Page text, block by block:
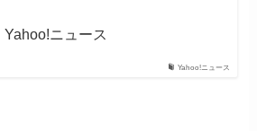
Yahoo!ニュース
Yahoo!ニュース